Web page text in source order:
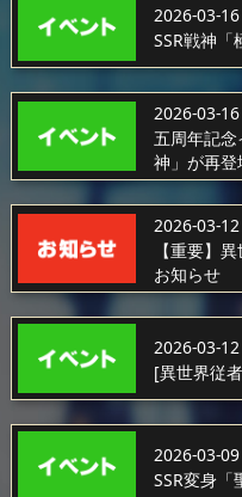
2026-03-16
SSR戦神「
2026-03-16
五周年記
神」が再登
2026-03-12
【重要】
お知らせ
2026-03-12
[異世界従
2026-03-09
SSR変身「